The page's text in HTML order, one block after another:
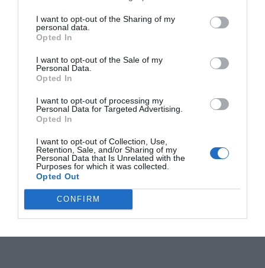
I want to opt-out of the Sharing of my
personal data.
Opted In
I want to opt-out of the Sale of my
Personal Data.
Opted In
I want to opt-out of processing my
Personal Data for Targeted Advertising.
Opted In
I want to opt-out of Collection, Use,
Retention, Sale, and/or Sharing of my
Personal Data that Is Unrelated with the
Purposes for which it was collected.
Opted Out
CONFIRM